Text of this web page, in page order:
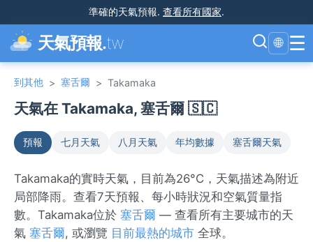
準確的天氣預報. 查看所有國家.
天氣預報.tw 🌐 ☰
到其他 > 塞舌爾 > Takamaka
天氣在 Takamaka, 塞舌爾 🇸🇨
預報 七月天氣 八月天氣 年均數據 塞舌爾天氣
Takamaka的實時天氣，目前為26°C，天氣描述為附近
局部降雨。查看7天預報、每小時狀況和空氣質量指
數。Takamaka位於 塞舌爾 — 查看所有主要城市的天
氣 塞舌爾, 或瀏覽 目前最熱的城市 全球。